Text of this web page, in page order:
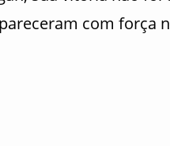
com força